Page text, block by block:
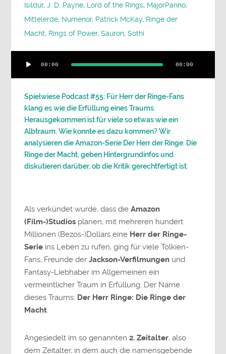
Isildur,J. D. Payne, Lord of the Rings, MajorPanno,
Mittelerde, Numenor, Patrick McKay, Ringe der
Macht, Rings of Power,Sauron,Sothi
Player
00:00 00:00
Spielwiese Podcast #55: Für Herr der Ringe-Fans
klang es wie die Erfüllung eines Traums.
Herausgekommen ist für viele so etwas wie ein
Albtraum. Wie konnte es dazu kommen? Wir
analysieren die Amazon-Serie Der Herr der Ringe: Die
Ringe der Macht, geben Hintergrundinfos und
diskutieren darüber, ob die Kritik gerechtfertigt ist.
Als verkündet wurde, dass dieAmazon
(Film-)Studios planen, mit mehreren hundert
Millionen (Bezos-)Dollars eine Herr der Ringe-
Serie ins Leben zu rufen, ging für viele Tolkien-
Fans, Freunde derJackson-Verfilmungen und
Fantasy-Liebhaber im Allgemeinen ein
vermeintlicher Traum in Erfüllung. Der Name
dieses Traums: Der Herr Ringe: Die Ringe der
Macht.
Angesiedelt im so genannten2. Zeitalter, also
dem Zeitalter, in dem auch die namensgebende